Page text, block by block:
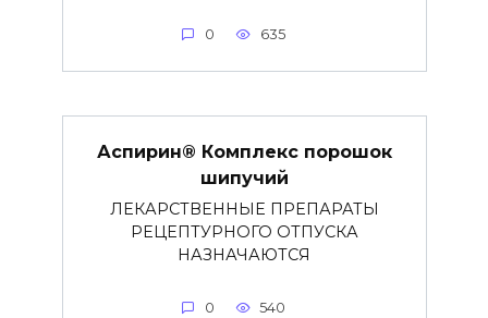
0 635
Аспирин® Комплекс порошок
шипучий
ЛЕКАРСТВЕННЫЕ ПРЕПАРАТЫ
РЕЦЕПТУРНОГО ОТПУСКА
НАЗНАЧАЮТСЯ
0 540